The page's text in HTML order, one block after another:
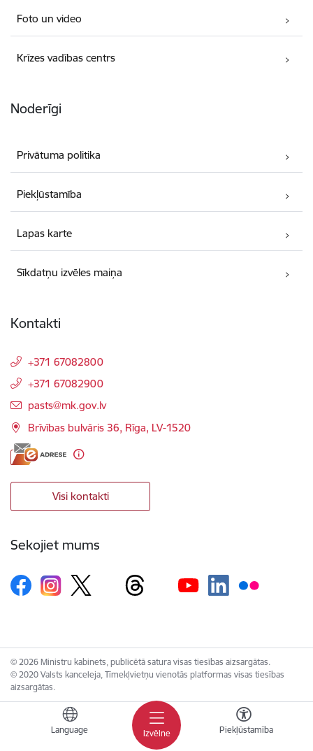
Izvēlne
Language Piekļūstamība
Foto un video
Krīzes vadības centrs
Noderīgi
Privātuma politika
Piekļūstamība
Lapas karte
Sīkdatņu izvēles maiņa
Kontakti
+371 67082800
+371 67082900
E-pasts:
pasts@mk.gov.lv
Brīvības bulvāris 36, Rīga, LV-1520
Visi kontakti
Sekojiet mums
© 2026 Ministru kabinets, publicētā satura visas tiesības aizsargātas.
© 2020 Valsts kanceleja, Tīmekļvietņu vienotās platformas visas tiesības
aizsargātas.